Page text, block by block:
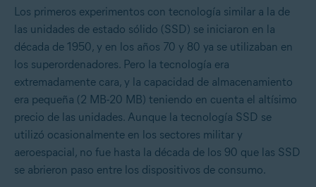
Los primeros experimentos con tecnología similar a la de
las unidades de estado sólido (SSD) se iniciaron en la
década de 1950, y en los años 70 y 80 ya se utilizaban en
los superordenadores. Pero la tecnología era
extremadamente cara, y la capacidad de almacenamiento
era pequeña (2 MB-20 MB) teniendo en cuenta el altísimo
precio de las unidades. Aunque la tecnología SSD se
utilizó ocasionalmente en los sectores militar y
aeroespacial, no fue hasta la década de los 90 que las SSD
se abrieron paso entre los dispositivos de consumo.